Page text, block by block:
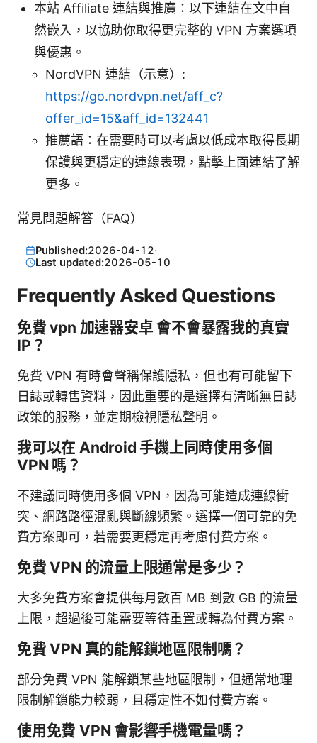
本站 Affiliate 連結與推廣：以下連結在文中自
然嵌入，以協助你取得更完整的 VPN 方案選項
與優惠。
NordVPN 連結（示意）:
https://go.nordvpn.net/aff_c?
offer_id=15&aff_id=132441
推薦語：在需要時可以考慮以低成本取得長期
保護與更穩定的連線表現，點擊上面連結了解
更多。
常見問題解答（FAQ）
Published:2026-04-12·
Last updated:2026-05-10
Frequently Asked Questions
免費 vpn 加速器安卓 會不會暴露我的真實
IP？
免費 VPN 有時會聲稱保護隱私，但也有可能留下
日誌或轉售資料，因此重要的是選擇有清晰無日誌
政策的服務，並定期檢視隱私聲明。
我可以在 Android 手機上同時使用多個
VPN 嗎？
不建議同時使用多個 VPN，因為可能造成連線衝
突、網路路徑混亂與斷線頻繁。選擇一個可靠的免
費方案即可，若需要更穩定再考慮付費方案。
免費 VPN 的流量上限通常是多少？
大多免費方案會提供每月數百 MB 到數 GB 的流量
上限，超過後可能需要等待重置或轉為付費方案。
免費 VPN 真的能解鎖地區限制嗎？
部分免費 VPN 能解鎖某些地區限制，但通常地理
限制解鎖能力較弱，且穩定性不如付費方案。
使用免費 VPN 會影響手機電量嗎？